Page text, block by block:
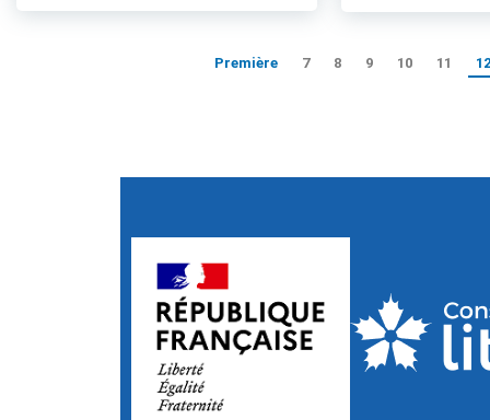
Première 7 8 9 10 11 12